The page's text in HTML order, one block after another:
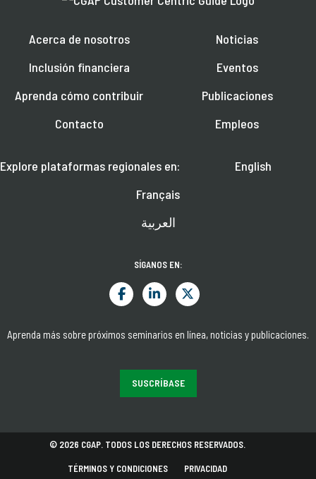
Acerca de nosotros
Inclusión financiera
Aprenda cómo contribuir
Contacto
Noticias
Eventos
Publicaciones
Empleos
Explore plataformas regionales en:
English
Français
العربية
SÍGANOS EN:
Aprenda más sobre próximos seminarios en línea, noticias y publicaciones.
SUSCRÍBASE
© 2026 CGAP. TODOS LOS DERECHOS RESERVADOS.
TÉRMINOS Y CONDICIONES PRIVACIDAD